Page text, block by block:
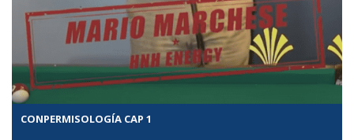
CONPERMISOLOGÍA CAP 1